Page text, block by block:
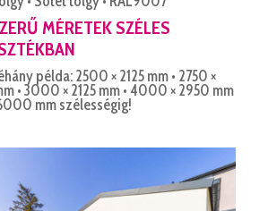
MÉRETEK SZÉLES
példa: 2500 × 2125 mm • 2750 ×
• 3000 × 2125 mm • 4000 × 2950 mm
mm szélességig!